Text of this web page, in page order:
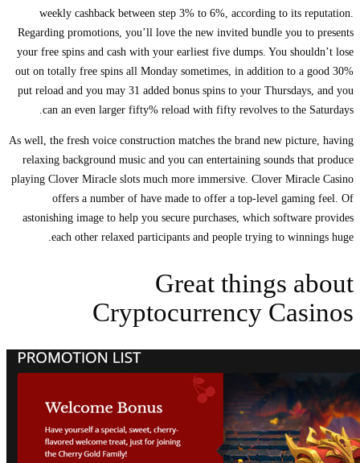
weekly cashback between step 3% to 6%, according to its reputation.
Regarding promotions, you’ll love the new invited bundle you to presents
your free spins and cash with your earliest five dumps. You shouldn’t lose
out on totally free spins all Monday sometimes, in addition to a good 30%
put reload and you may 31 added bonus spins to your Thursdays, and you
can an even larger fifty% reload with fifty revolves to the Saturdays.
As well, the fresh voice construction matches the brand new picture, having
relaxing background music and you can entertaining sounds that produce
playing Clover Miracle slots much more immersive. Clover Miracle Casino
offers a number of have made to offer a top-level gaming feel. Of
astonishing image to help you secure purchases, which software provides
each other relaxed participants and people trying to winnings huge.
Great things about
Cryptocurrency Casinos